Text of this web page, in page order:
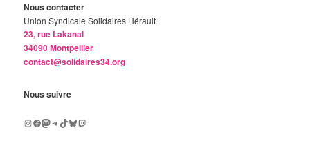
Nous contacter
Union Syndicale Solidaires Hérault
23, rue Lakanal
34090 Montpellier
contact@solidaires34.org
Nous suivre
Instagram
Facebook
Mastodon
Telegram
TikTok
Bluesky
Twitch